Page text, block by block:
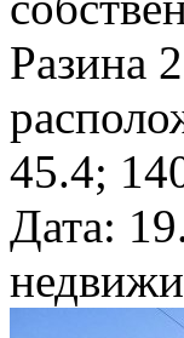
Разина
45.4;
Дата: